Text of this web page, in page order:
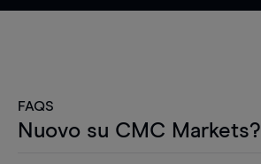
FAQS
Nuovo su CMC Markets?